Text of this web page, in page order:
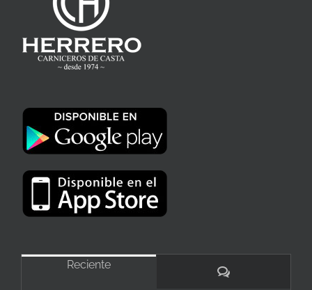
Reciente
Comentarios